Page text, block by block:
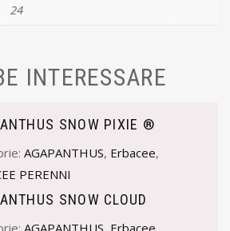
24
INTERESSARE
SNOW PIXIE ®
AGAPANTHUS, Erbacee,
PERENNI
SNOW CLOUD
AGAPANTHUS Erbacee